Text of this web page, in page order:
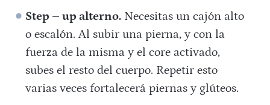
Step – up alterno. Necesitas un cajón alto
o escalón. Al subir una pierna, y con la
fuerza de la misma y el core activado,
subes el resto del cuerpo. Repetir esto
varias veces fortalecerá piernas y glúteos.